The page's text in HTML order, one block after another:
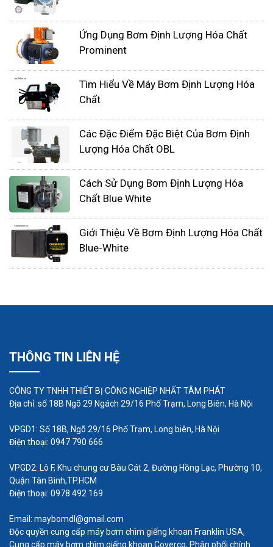
động hoá việc vận hành của máy bơm, giúp điều
chỉnh lưu lượng nước theo yêu cầu cụ thể của ứng
dụng.
Bộ điều khiển máy bơm định lượng thường bao
gồm các thành phần chính như cảm biến áp suất,
bộ vi xử lý, màn hình hiển thị, nút nhấn và các phần
mềm điều khiển. Cảm biến áp suất được sử dụng
để theo dõi áp suất trong đường ống nước, từ đó
cung cấp thông tin về lưu lượng nước hiện tại. Bộ
vi xử lý sẽ xử lý thông tin từ cảm biến và điều
khiển máy bơm sao cho lưu lượng nước đạt được
theo yêu cầu.
Màn hình hiển thị và nút nhấn thường được tích
hợp trên bộ điều khiển để người sử dụng có thể
theo dõi thông số vận hành của máy bơm và thực
cung cấp giao diện để cấu hình các thông số vận
hành, lập trình các chu trình hoạt động và theo dõi
Trong quá trình vận hành, bộ điều khiển máy bơm
Ứng Dụng Bơm Định Lượng Hóa Chất
Prominent
Tìm Hiểu Về Máy Bơm Định Lượng Hóa
Chất
Các Đặc Điểm Đặc Biệt Của Bơm Định
Lượng Hóa Chất OBL
Cách Sử Dụng Bơm Định Lượng Hóa
Chất Blue White
Giới Thiệu Về Bơm Định Lượng Hóa Chất
Blue-White
THÔNG TIN LIÊN HỆ
CÔNG TY TNHH THIẾT BỊ CÔNG NGHIỆP NHẤT TÂM PHÁT
Địa chỉ: số 18B Ngõ 29 Ngách 29/16 Phố Trạm, Long Biên, Hà Nội
VPGD1: Số 18B, Ngõ 29/16 Phố Trạm, Long biên, Hà Nội
Điện thoại: 0947 790 666
VPGD2: Lô F, Khu chung cư Bàu Cát 2, Đường Hồng Lạc, Phường 10,
Quận Tân Bình,TP.HCM
Điện thoại: 0978 492 169
Email: maybomdl@gmail.com
Độc quyền cung cấp máy bơm chìm giếng khoan Franklin USA,
Cung cấp máy bơm chìm giếng khoan Coverco, Phân phối chính